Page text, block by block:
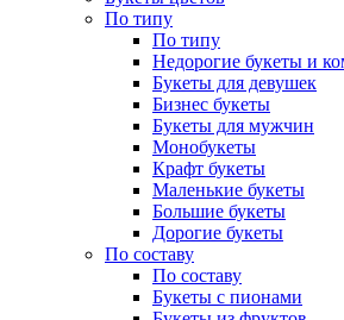
По типу
По типу
Недорогие букеты и
Букеты для девушек
Бизнес букеты
Букеты для мужчин
Монобукеты
Крафт букеты
Маленькие букеты
Большие букеты
Дорогие букеты
По составу
По составу
Букеты с пионами